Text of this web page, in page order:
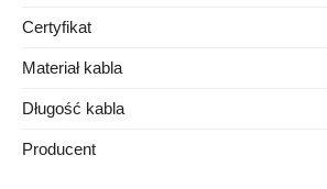
Certyfikat
Materiał kabla
Długość kabla
Producent